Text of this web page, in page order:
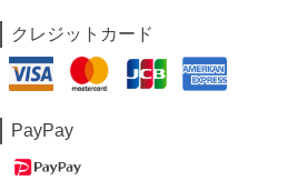
クレジットカード
PayPay